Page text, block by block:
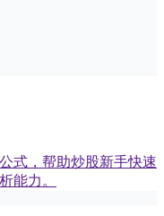
式，帮助炒股新手快速
能力。